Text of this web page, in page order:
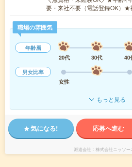
要・来社不要（電話登録OK）
職場の雰囲気
年齢層
20代
30代 40
男女比率
女性
もっと見る
気になる! 応募へ進む
派遣会社 株式会社ニッソー